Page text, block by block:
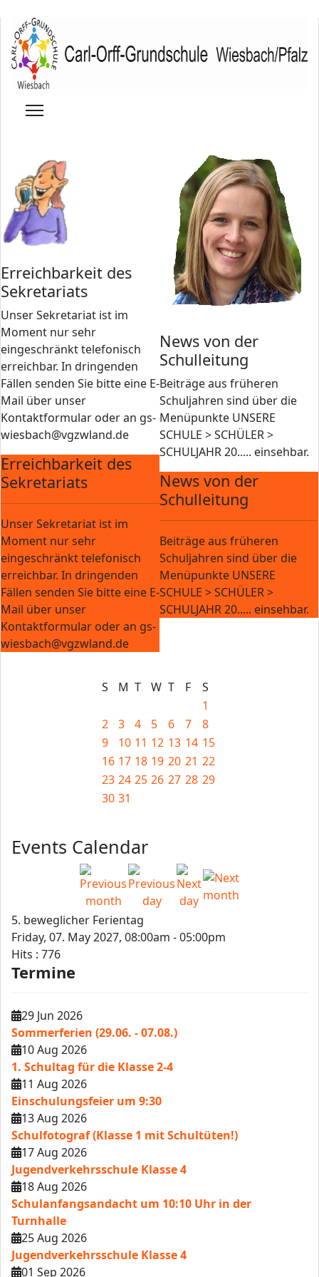
Erreichbarkeit des
Sekretariats
Unser Sekretariat ist im
Moment nur sehr
eingeschränkt telefonisch
erreichbar. In dringenden
Fällen senden Sie bitte eine E-
Mail über unser
Kontaktformular oder an gs-
wiesbach@vgzwland.de
Erreichbarkeit des
Sekretariats
Unser Sekretariat ist im
Moment nur sehr
eingeschränkt telefonisch
erreichbar. In dringenden
Fällen senden Sie bitte eine E-
Mail über unser
Kontaktformular oder an gs-
wiesbach@vgzwland.de
News von der
Schulleitung
Beiträge aus früheren
Schuljahren sind über die
Menüpunkte UNSERE
SCHULE > SCHÜLER >
SCHULJAHR 20..... einsehbar.
News von der
Schulleitung
Beiträge aus früheren
Schuljahren sind über die
Menüpunkte UNSERE
SCHULE > SCHÜLER >
SCHULJAHR 20..... einsehbar.
S M T W T F
S
1
2
3 4 5 6 7
8
9
10 11 12 13 14 15
16 17 18 19 20 21 22
23 24 25 26 27 28 29
30 31
Events Calendar
5. beweglicher Ferientag
Friday, 07. May 2027, 08:00am - 05:00pm
Hits : 776
Termine
29 Jun 2026
Sommerferien (29.06. - 07.08.)
10 Aug 2026
1. Schultag für die Klasse 2-4
11 Aug 2026
Einschulungsfeier um 9:30
13 Aug 2026
Schulfotograf (Klasse 1 mit Schultüten!)
17 Aug 2026
Jugendverkehrsschule Klasse 4
18 Aug 2026
Schulanfangsandacht um 10:10 Uhr in der
Turnhalle
25 Aug 2026
Jugendverkehrsschule Klasse 4
01 Sep 2026